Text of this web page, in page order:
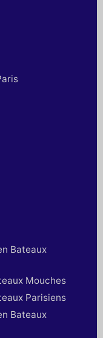
Bateaux
Mouches
Parisiens
Bateaux